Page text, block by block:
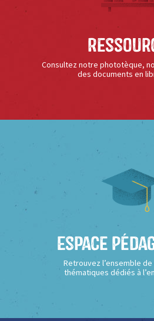
Consultez notre phototèque,
des documents en
Espace
Retrouvez l’ensemble
thématiques dédiés à